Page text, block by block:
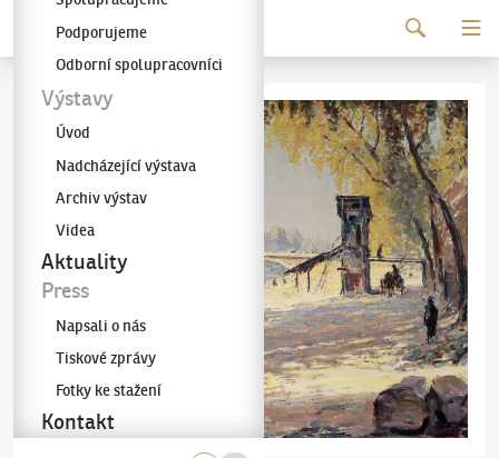
Galerie KODLPodporujeme
Odborní spolupracovníci
Výstavy
Úvod
Nadcházející výstava
Archiv výstav
Videa
Aktuality
Press
Napsali o nás
Tiskové zprávy
Fotky ke stažení
Kontakt